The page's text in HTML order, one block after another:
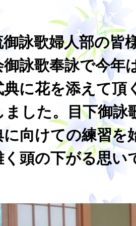
詠歌婦人部の皆
詠歌奉詠で今年
典に花を添えて頂
ました。目下御詠
に向けての練習を
く頭の下がる思い